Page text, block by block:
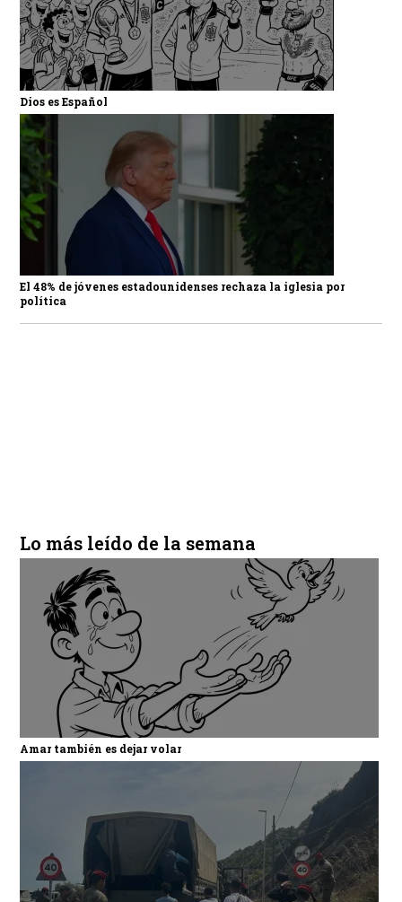
Dios es Español
El 48% de jóvenes estadounidenses rechaza la iglesia por
política
Lo más leído de la semana
Amar también es dejar volar